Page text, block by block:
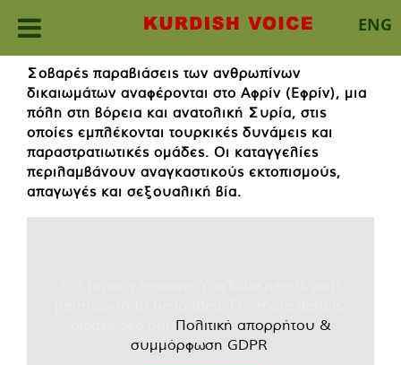
ENG
content
Σοβαρές παραβιάσεις των ανθρωπίνων
δικαιωμάτων αναφέρονται στο Αφρίν (Εφρίν), μια
πόλη στη βόρεια και ανατολική Συρία, στις
οποίες εμπλέκονται τουρκικές δυνάμεις και
παραστρατιωτικές ομάδες. Οι καταγγελίες
περιλαμβάνουν αναγκαστικούς εκτοπισμούς,
απαγωγές και σεξουαλική βία.
Πολιτική απορρήτου &
συμμόρφωση GDPR